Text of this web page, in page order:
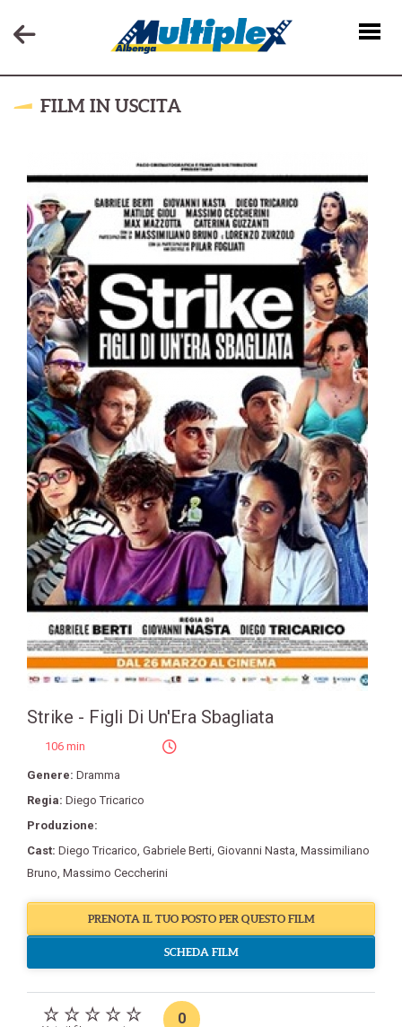
FILM IN USCITA
Strike - Figli Di Un'Era Sbagliata
106 min
Genere: Dramma
Regia: Diego Tricarico
Produzione:
Cast: Diego Tricarico, Gabriele Berti, Giovanni Nasta, Massimiliano
Bruno, Massimo Ceccherini
PRENOTA IL TUO POSTO PER QUESTO FILM
SCHEDA FILM
0